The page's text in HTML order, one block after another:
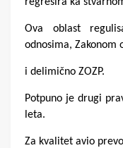
Ova oblast
odnosima, Zakonom
i delimično ZOZP.
Potpuno je drugi
leta.
Za kvalitet avio